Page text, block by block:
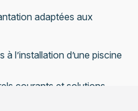
adaptées aux
à l’installation d’une piscine
courants et solutions